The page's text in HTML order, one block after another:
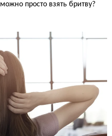
просто взять бритву?